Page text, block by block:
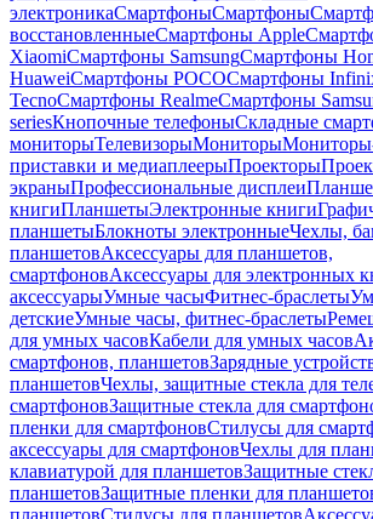
электроникаСмартфоныСмартфоны
восстановленныеСмартфоны Apple
XiaomiСмартфоны SamsungСмартфоны
HuaweiСмартфоны POCOСмартфоны
TecnoСмартфоны RealmeСмартфоны
seriesКнопочные телефоныСкладные
мониторыТелевизорыМониторы
приставки и медиаплеерыПроекторы
экраныПрофессиональные дисплеи
книгиПланшетыЭлектронные книги
планшетыБлокноты электронныеЧехлы,
планшетовАксессуары для планшетов,
смартфоновАксессуары для электронных
аксессуарыУмные часыФитнес-браслеты
детскиеУмные часы, фитнес-браслеты
для умных часовКабели для умных часов
смартфонов, планшетовЗарядные
планшетовЧехлы, защитные стекла для
смартфоновЗащитные стекла для
пленки для смартфоновСтилусы для
аксессуары для смартфоновЧехлы для
клавиатурой для планшетовЗащитные
планшетовЗащитные пленки для
планшетовСтилусы для планшетов